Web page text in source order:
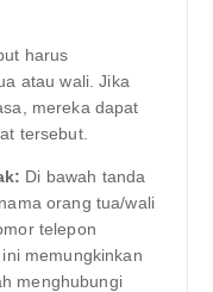
harus
atau wali. Jika
mereka dapat
tersebut.
Di bawah tanda
orang tua/wali
telepon
memungkinkan
menghubungi